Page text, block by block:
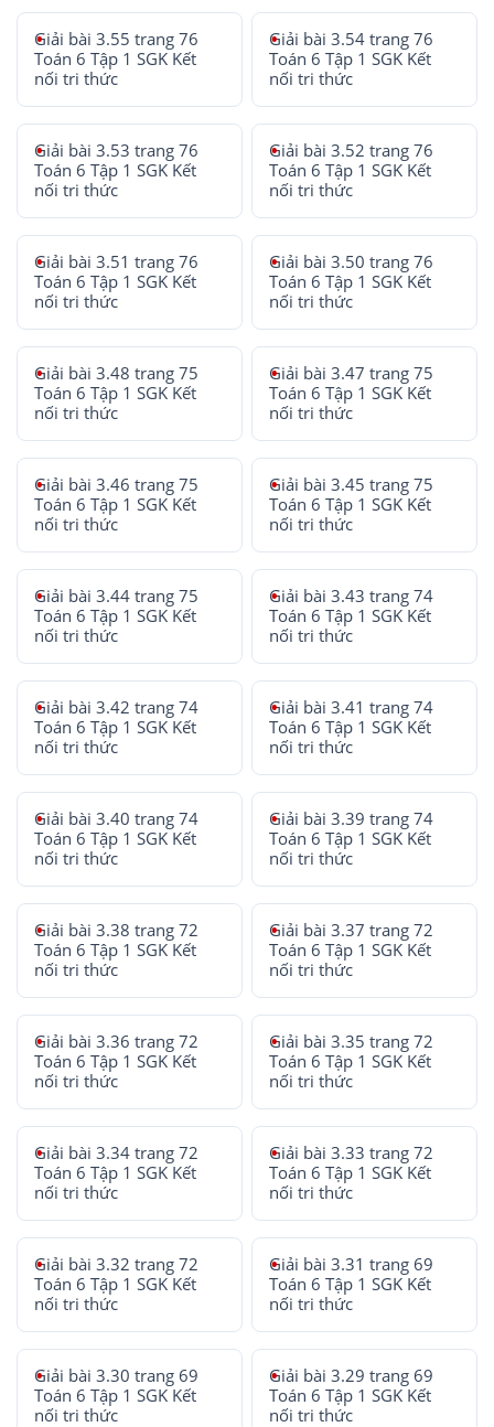
Giải bài 3.55 trang 76
Toán 6 Tập 1 SGK Kết
nối tri thức
Giải bài 3.54 trang 76
Toán 6 Tập 1 SGK Kết
nối tri thức
Giải bài 3.53 trang 76
Toán 6 Tập 1 SGK Kết
nối tri thức
Giải bài 3.52 trang 76
Toán 6 Tập 1 SGK Kết
nối tri thức
Giải bài 3.51 trang 76
Toán 6 Tập 1 SGK Kết
nối tri thức
Giải bài 3.50 trang 76
Toán 6 Tập 1 SGK Kết
nối tri thức
Giải bài 3.48 trang 75
Toán 6 Tập 1 SGK Kết
nối tri thức
Giải bài 3.47 trang 75
Toán 6 Tập 1 SGK Kết
nối tri thức
Giải bài 3.46 trang 75
Toán 6 Tập 1 SGK Kết
nối tri thức
Giải bài 3.45 trang 75
Toán 6 Tập 1 SGK Kết
nối tri thức
Giải bài 3.44 trang 75
Toán 6 Tập 1 SGK Kết
nối tri thức
Giải bài 3.43 trang 74
Toán 6 Tập 1 SGK Kết
nối tri thức
Giải bài 3.42 trang 74
Toán 6 Tập 1 SGK Kết
nối tri thức
Giải bài 3.41 trang 74
Toán 6 Tập 1 SGK Kết
nối tri thức
Giải bài 3.40 trang 74
Toán 6 Tập 1 SGK Kết
nối tri thức
Giải bài 3.39 trang 74
Toán 6 Tập 1 SGK Kết
nối tri thức
Giải bài 3.38 trang 72
Toán 6 Tập 1 SGK Kết
nối tri thức
Giải bài 3.37 trang 72
Toán 6 Tập 1 SGK Kết
nối tri thức
Giải bài 3.36 trang 72
Toán 6 Tập 1 SGK Kết
nối tri thức
Giải bài 3.35 trang 72
Toán 6 Tập 1 SGK Kết
nối tri thức
Giải bài 3.34 trang 72
Toán 6 Tập 1 SGK Kết
nối tri thức
Giải bài 3.33 trang 72
Toán 6 Tập 1 SGK Kết
nối tri thức
Giải bài 3.32 trang 72
Toán 6 Tập 1 SGK Kết
nối tri thức
Giải bài 3.31 trang 69
Toán 6 Tập 1 SGK Kết
nối tri thức
Giải bài 3.30 trang 69
Toán 6 Tập 1 SGK Kết
nối tri thức
Giải bài 3.29 trang 69
Toán 6 Tập 1 SGK Kết
nối tri thức